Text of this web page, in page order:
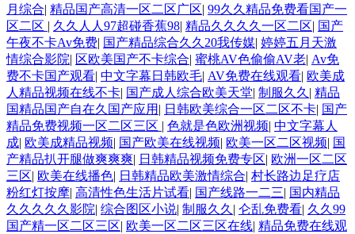
月综合| 精品国产高清一区二区广区| 99久久精品免费看国产一
区二区 | 久久人人97超碰香蕉98| 精品久久久久一区二区| 国产
午夜不卡Av免费| 国产精品综合久久20我传媒| 婷婷五月天激
情综合影院| 区欧美国产不卡综合| 蜜桃AV色偷偷AV老| Av免
费不卡国产观看| 中文字幕日韩欧毛| AV免费在线观看| 欧美成
人精品视频在线不卡| 国产成人综合欧美天堂| 制服久久 | 精品
国精品国产自在久国产应用 | 日韩欧美综合一区二区不卡| 国产
精品免费视频一区二区三区 | 色就是色欧洲视频| 中文字幕人
成| 欧美成精品视频| 国产欧美在线视频| 欧美一区二区视频| 国
产精品扒开腿做爽爽爽| 日韩精品视频免费专区| 欧洲一区二区
三区| 欧美在线播色| 日韩精品欧美激情综合| 村长路边足疗店
粉红灯按摩| 高清性色生活片试看| 国产线路一二三| 国内精品
久久久久久影院| 综合图区小说| 制服久久 | 仑乱免费看| 久久99
国产精一区二区三区| 欧美一区二区三区在线| 精品免费在线观